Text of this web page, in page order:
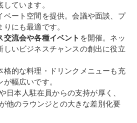
ています。
ベート空間を提供。会議や面談、プ
にも最適です。
交流会や各種イベント を開催。ネッ
しいビジネスチャンスの創出に役立
格的な料理・ドリンクメニューも充
幅広いです。
日本人駐在員からの支持が厚く、
他のラウンジとの大きな差別化要